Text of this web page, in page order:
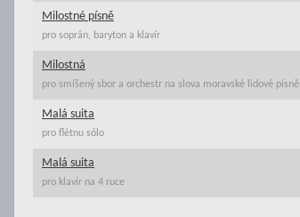
Milostné písně
pro soprán, baryton a klavír
Milostná
pro smíšený sbor a orchestr na slova moravské lidové písně
Malá suita
pro flétnu sólo
Malá suita
pro klavír na 4 ruce